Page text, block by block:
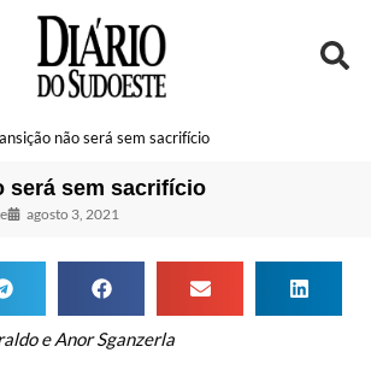
não será sem sacrifício
será sem sacrifício
agosto 3, 2021
e Anor Sganzerla